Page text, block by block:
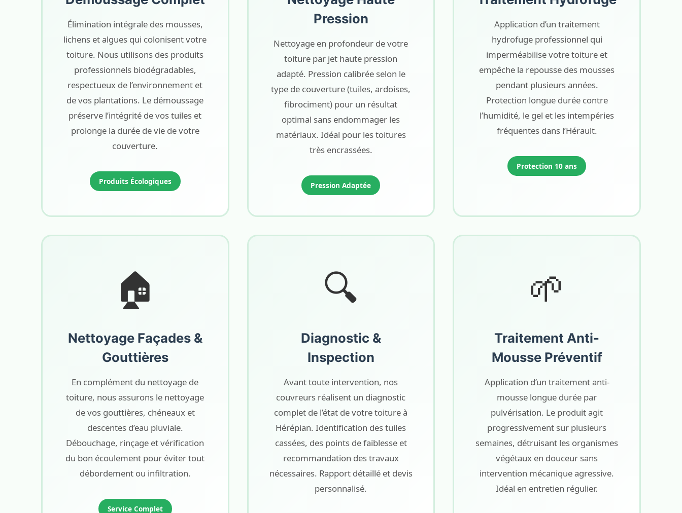
Élimination intégrale des mousses,
lichens et algues qui colonisent votre
toiture. Nous utilisons des produits
professionnels biodégradables,
respectueux de l’environnement et
de vos plantations. Le démoussage
préserve l’intégrité de vos tuiles et
prolonge la durée de vie de votre
couverture.
Produits Écologiques
Pression
Nettoyage en profondeur de votre
toiture par jet haute pression
adapté. Pression calibrée selon le
type de couverture (tuiles, ardoises,
fibrociment) pour un résultat
optimal sans endommager les
matériaux. Idéal pour les toitures
très encrassées.
Pression Adaptée
Application d’un traitement
hydrofuge professionnel qui
imperméabilise votre toiture et
empêche la repousse des mousses
pendant plusieurs années.
Protection longue durée contre
l’humidité, le gel et les intempéries
fréquentes dans l’Hérault.
Protection 10 ans
🏠
Nettoyage Façades &
Gouttières
En complément du nettoyage de
toiture, nous assurons le nettoyage
de vos gouttières, chéneaux et
descentes d’eau pluviale.
Débouchage, rinçage et vérification
du bon écoulement pour éviter tout
débordement ou infiltration.
Service Complet
🔍
Diagnostic &
Inspection
Avant toute intervention, nos
couvreurs réalisent un diagnostic
complet de l’état de votre toiture à
Hérépian. Identification des tuiles
cassées, des points de faiblesse et
recommandation des travaux
nécessaires. Rapport détaillé et devis
personnalisé.
🌱
Traitement Anti-
Mousse Préventif
Application d’un traitement anti-
mousse longue durée par
pulvérisation. Le produit agit
progressivement sur plusieurs
semaines, détruisant les organismes
végétaux en douceur sans
intervention mécanique agressive.
Idéal en entretien régulier.